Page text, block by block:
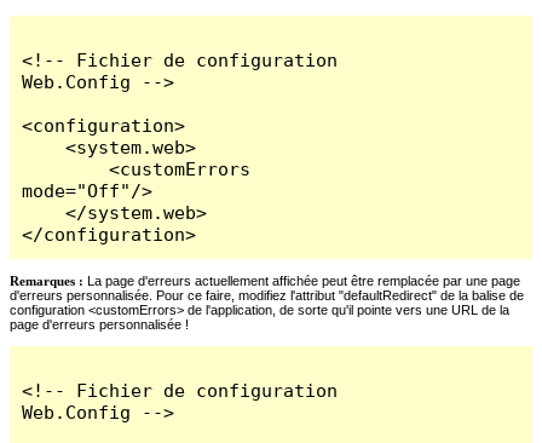
<!-- Fichier de configuration
Web.Config -->
<configuration>
    <system.web>
        <customErrors
mode="Off"/>
    </system.web>
</configuration>
Remarques : La page d'erreurs actuellement affichée peut être remplacée par une page
d'erreurs personnalisée. Pour ce faire, modifiez l'attribut "defaultRedirect" de la balise de
configuration <customErrors> de l'application, de sorte qu'il pointe vers une URL de la
page d'erreurs personnalisée !
<!-- Fichier de configuration
Web.Config -->